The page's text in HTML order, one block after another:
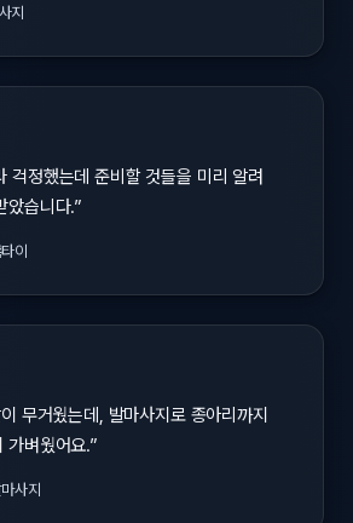
지
걱정했는데 준비할 것들을 미리 알려
았습니다.”
이
무거웠는데, 발마사지로 종아리까지
가벼웠어요.”
사지